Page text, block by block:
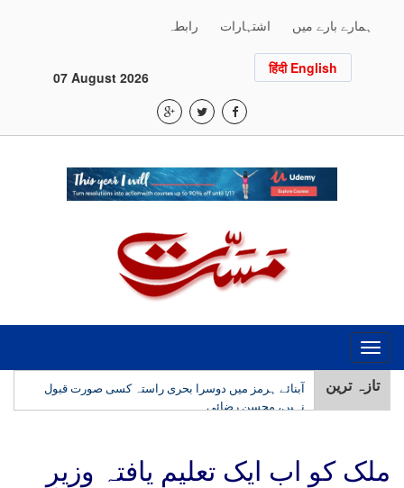
ہمارے بارے میں اشتہارات رابطہ
07 August 2026
हिंदी English
Toggle
navigation
تازہ ترین
آبنائے ہرمز میں دوسرا بحری راستہ کسی صورت قبول
نہیں، محسن رضائی
ملک کو اب ایک تعلیم یافتہ وزیرِ